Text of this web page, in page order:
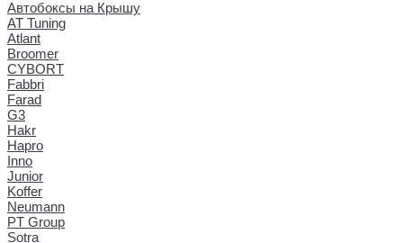
Автобоксы на Крышу
AT Tuning
Atlant
Broomer
CYBORT
Fabbri
Farad
G3
Hakr
Hapro
Inno
Junior
Koffer
Neumann
PT Group
Sotra